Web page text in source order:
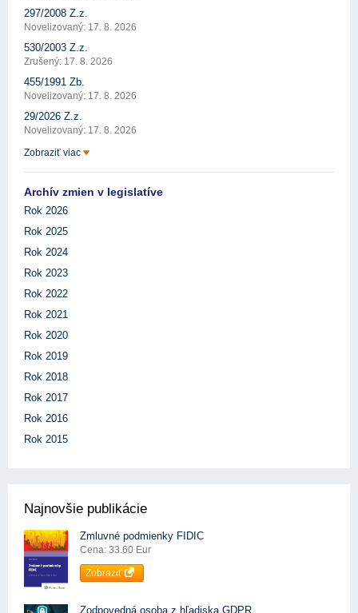
297/2008 Z.z.
Novelizovaný: 17. 8. 2026
530/2003 Z.z.
Zrušený: 17. 8. 2026
455/1991 Zb.
Novelizovaný: 17. 8. 2026
29/2026 Z.z.
Novelizovaný: 17. 8. 2026
Zobraziť viac
Archív zmien v legislatíve
Rok 2026
Rok 2025
Rok 2024
Rok 2023
Rok 2022
Rok 2021
Rok 2020
Rok 2019
Rok 2018
Rok 2017
Rok 2016
Rok 2015
Najnovšie publikácie
Zmluvné podmienky FIDIC
Cena: 33.60 Eur
Zobraziť
Zodpovedná osoba z hľadiska GDPR